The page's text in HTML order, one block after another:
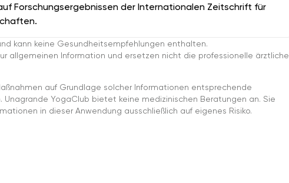
Forschungsergebnissen der Internationalen Zeitschrift für
kann keine Gesundheitsempfehlungen enthalten.
allgemeinen Information und ersetzen nicht die professionelle ärztliche
auf Grundlage solcher Informationen entsprechende
Unagrande YogaClub bietet keine medizinischen Beratungen an. Sie
in dieser Anwendung ausschließlich auf eigenes Risiko.